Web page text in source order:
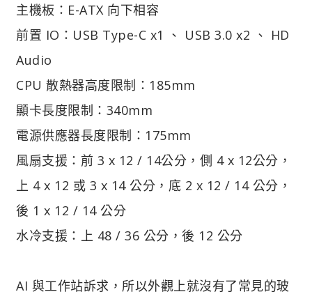
主機板：E-ATX 向下相容
前置 IO：USB Type-C x1 、 USB 3.0 x2 、 HD
Audio
CPU 散熱器高度限制：185mm
顯卡長度限制：340mm
電源供應器長度限制：175mm
風扇支援：前 3 x 12 / 14公分，側 4 x 12公分，
上 4 x 12 或 3 x 14 公分，底 2 x 12 / 14 公分，
後 1 x 12 / 14 公分
水冷支援：上 48 / 36 公分，後 12 公分
AI 與工作站訴求，所以外觀上就沒有了常見的玻